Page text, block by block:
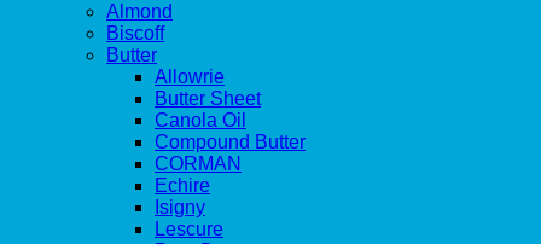
Almond
Biscoff
Butter
Allowrie
Butter Sheet
Canola Oil
Compound Butter
CORMAN
Echire
Isigny
Lescure